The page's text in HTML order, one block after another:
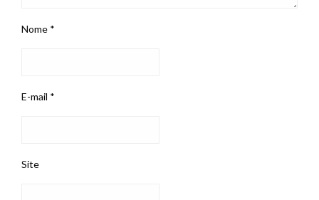
Nome *
E-mail *
Site